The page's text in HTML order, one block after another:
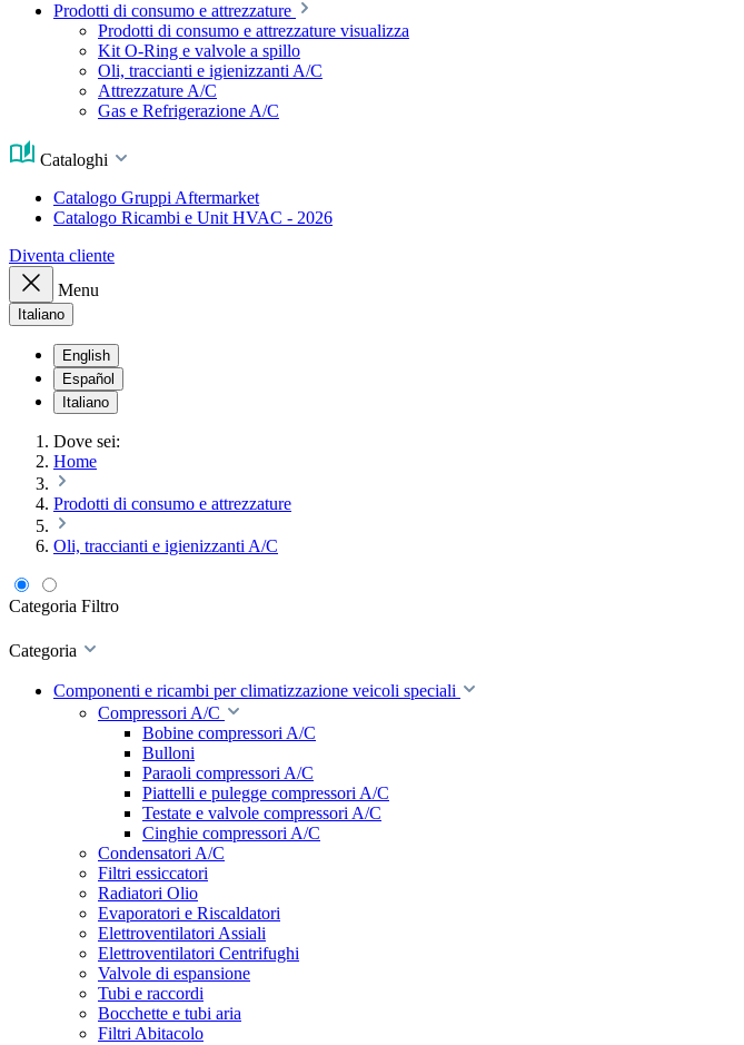
Prodotti di consumo e attrezzature
Prodotti di consumo e attrezzature visualizza
Kit O-Ring e valvole a spillo
Oli, traccianti e igienizzanti A/C
Attrezzature A/C
Gas e Refrigerazione A/C
Cataloghi
Catalogo Gruppi Aftermarket
Catalogo Ricambi e Unit HVAC - 2026
Diventa cliente
Menu
Italiano
English
Español
Italiano
Dove sei:
Home
Prodotti di consumo e attrezzature
Oli, traccianti e igienizzanti A/C
Categoria Filtro
Categoria
Componenti e ricambi per climatizzazione veicoli speciali
Compressori A/C
Bobine compressori A/C
Bulloni
Paraoli compressori A/C
Piattelli e pulegge compressori A/C
Testate e valvole compressori A/C
Cinghie compressori A/C
Condensatori A/C
Filtri essiccatori
Radiatori Olio
Evaporatori e Riscaldatori
Elettroventilatori Assiali
Elettroventilatori Centrifughi
Valvole di espansione
Tubi e raccordi
Bocchette e tubi aria
Filtri Abitacolo